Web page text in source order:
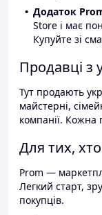
Додаток
Store і має
Купуйте зі
Продавці з
Тут продають
майстерні,
компанії. Кожна
Для тих,
Prom —
Легкий старт,
покупців.